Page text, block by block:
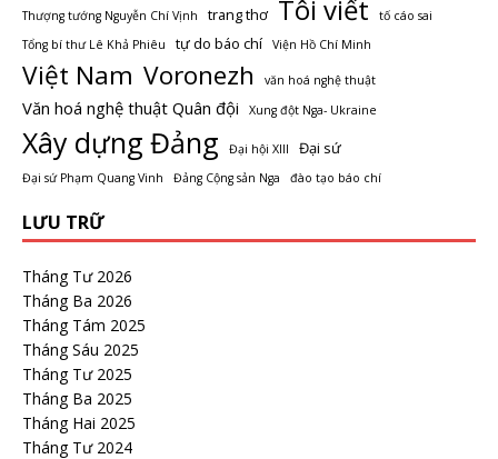
Thượng tướng Nguyễn Chí Vịnh trang thơ Tôi viết
tố cáo sai
Tổng bí thư Lê Khả Phiêu
tự do báo chí Viện Hồ Chí Minh
Việt Nam Voronezh văn hoá nghệ thuật
Văn hoá nghệ thuật Quân đội Xung đột Nga- Ukraine
Xây dựng Đảng Đại hội XIII Đại sứ
Đại sứ Phạm Quang Vinh Đảng Cộng sản Nga đào tạo báo chí
LƯU TRỮ
Tháng Tư 2026
Tháng Ba 2026
Tháng Tám 2025
Tháng Sáu 2025
Tháng Tư 2025
Tháng Ba 2025
Tháng Hai 2025
Tháng Tư 2024